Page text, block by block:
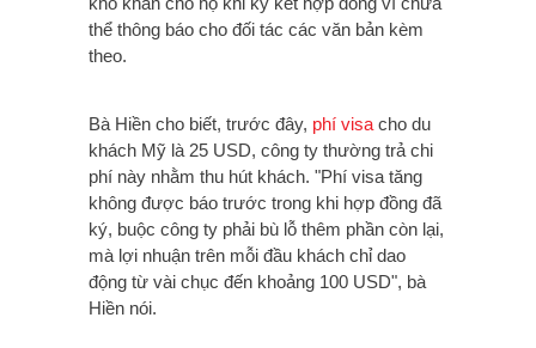
thể thông báo cho đối tác các văn bản kèm
theo.
Bà Hiền cho biết, trước đây, phí visa cho du
khách Mỹ là 25 USD, công ty thường trả chi
phí này nhằm thu hút khách. "Phí visa tăng
không được báo trước trong khi hợp đồng đã
ký, buộc công ty phải bù lỗ thêm phần còn lại,
mà lợi nhuận trên mỗi đầu khách chỉ dao
động từ vài chục đến khoảng 100 USD", bà
Hiền nói.